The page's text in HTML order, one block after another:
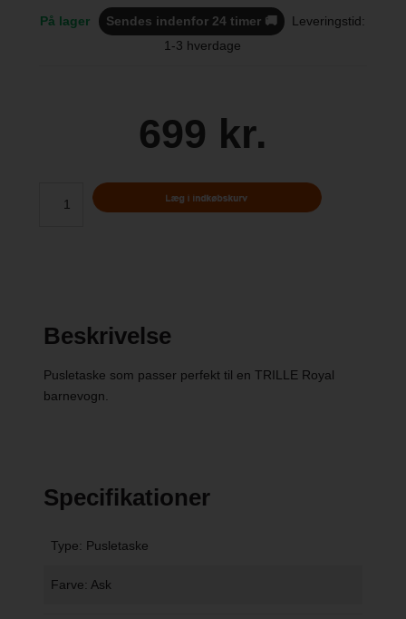
På lager Sendes indenfor 24 timer 🚚
Leveringstid:
1-3 hverdage
699 kr.
Beskrivelse
Pusletaske som passer perfekt til en TRILLE Royal
barnevogn.
Specifikationer
Type: Pusletaske
Farve: Ask